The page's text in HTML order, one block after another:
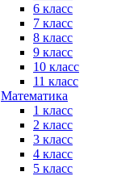
6 класс
7 класс
8 класс
9 класс
10 класс
11 класс
Математика
1 класс
2 класс
3 класс
4 класс
5 класс